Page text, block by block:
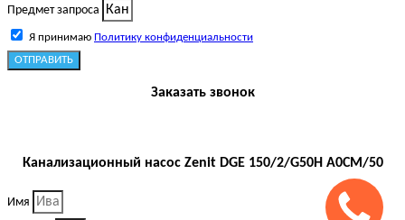
Предмет запроса
Я принимаю Политику конфиденциальности
ОТПРАВИТЬ
Заказать звонок
Канализационный насос Zenit DGE 150/2/G50H A0CM/50
Имя